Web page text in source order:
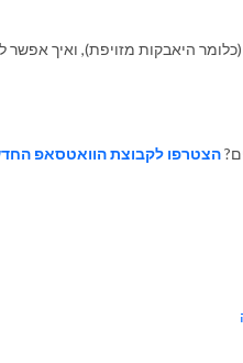
היאבקות מזויפת), ואיך אפשר
הצטרפו לקבוצת הוואטסאפ